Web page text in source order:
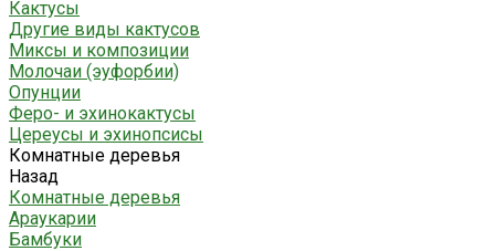
Кактусы
Другие виды кактусов
Миксы и композиции
Молочаи (эуфорбии)
Опунции
Феро- и эхинокактусы
Цереусы и эхинопсисы
Комнатные деревья
Назад
Комнатные деревья
Араукарии
Бамбуки